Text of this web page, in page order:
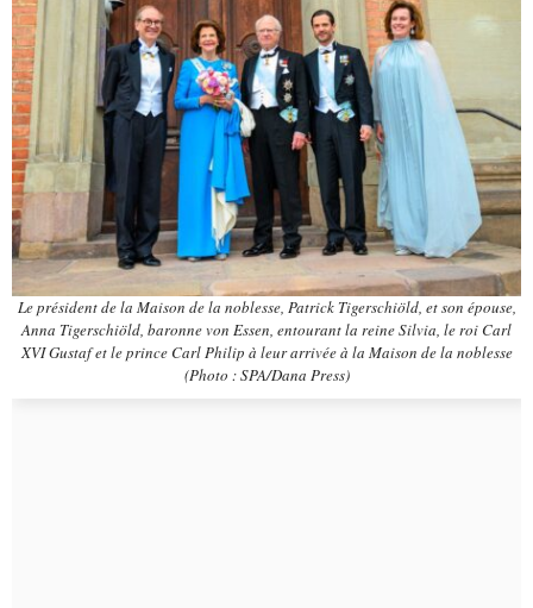
Le président de la Maison de la noblesse, Patrick Tigerschiöld, et son épouse,
Anna Tigerschiöld, baronne von Essen, entourant la reine Silvia, le roi Carl
XVI Gustaf et le prince Carl Philip à leur arrivée à la Maison de la noblesse
(Photo : SPA/Dana Press)